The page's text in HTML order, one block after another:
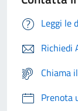
Leggi le
Richiedi
Chiama
Prenota